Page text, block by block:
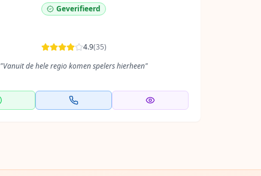
Geverifieerd
4.9(35)
"Vanuit de hele regio komen spelers hierheen"